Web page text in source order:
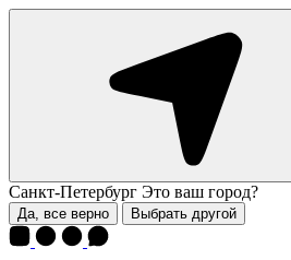
Санкт-Петербург Это ваш город?
Да, все верно Выбрать другой